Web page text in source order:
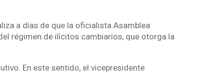
a días de que la oficialista Asamblea
régimen de ilícitos cambiarios, que otorga la
En este sentido, el vicepresidente